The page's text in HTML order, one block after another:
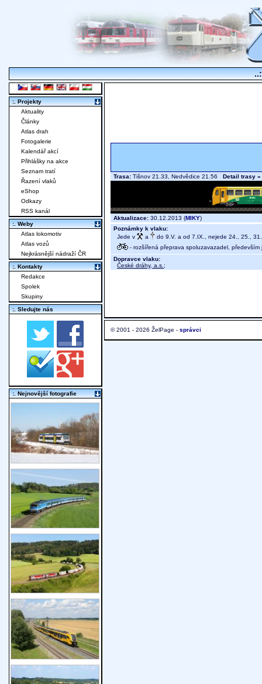
Trasa: Tišnov 21.33, Nedvědice 21.56 Detail trasy »
Aktualizace: 30.12.2013 (MIKY)
Poznámky k vlaku:
Jede v
a
do 9.V. a od 7.IX., nejede 24., 25.,
- rozšířená přeprava spoluzavazadel, především
Dopravce vlaku:
České dráhy, a.s. ;
© 2001 - 2026 ŽelPage - správci
:. Projekty
Aktuality
Články
Atlas drah
Fotogalerie
Kalendář akcí
Přihlášky na akce
Seznam tratí
Řazení vlaků
eShop
Odkazy
RSS kanál
:. Weby
Atlas lokomotiv
Atlas vozů
Nejkrásnější nádraží ČR
:. Kontakty
Redakce
Spolek
Skupiny
:. Sledujte nás
:. Nejnovější fotografie